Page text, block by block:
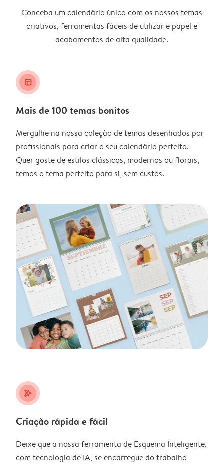
Conceba um calendário único com os nossos temas
criativos, ferramentas fáceis de utilizar e papel e
acabamentos de alta qualidade.
layout_alt
Mais de 100 temas bonitos
Mergulhe na nossa coleção de temas desenhados por
profissionais para criar o seu calendário perfeito.
Quer goste de estilos clássicos, modernos ou florais,
temos o tema perfeito para si, sem custos.
stars_plus
Criação rápida e fácil
Deixe que a nossa ferramenta de Esquema Inteligente,
com tecnologia de IA, se encarregue do trabalho